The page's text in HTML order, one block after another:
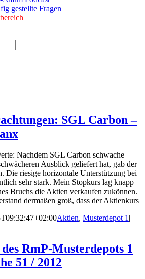
gestellte Fragen
SGL Carbon –
Nachdem SGL Carbon schwache
Ausblick geliefert hat, gab der
Die riesige horizontale Unterstützung bei
sehr stark. Mein Stopkurs lag knapp
Bruchs die Aktien verkaufen zukönnen.
dermaßen groß, dass der Aktienkurs
Aktien, Musterdepot 1|
RmP-Musterdepots 1
51 / 2012